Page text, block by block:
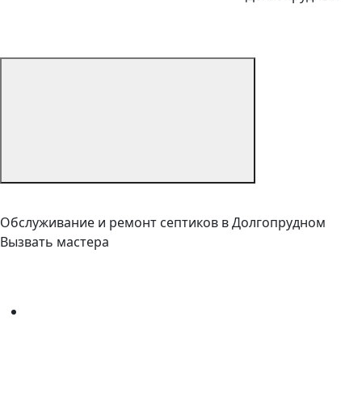
Обслуживание и ремонт септиков в Долгопрудном
Вызвать мастера